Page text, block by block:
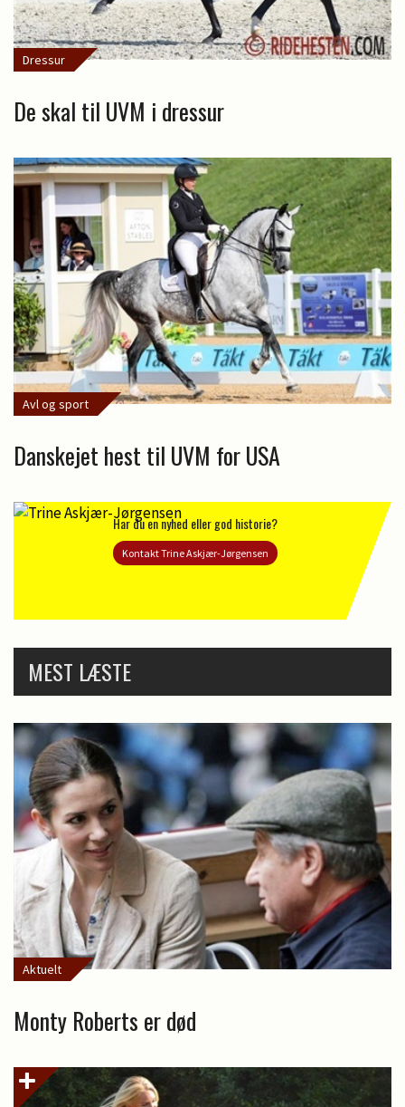
Dressur
De skal til UVM i dressur
Avl og sport
Danskejet hest til UVM for USA
Har du en nyhed eller god historie?
Kontakt Trine Askjær-Jørgensen
MEST LÆSTE
Aktuelt
Monty Roberts er død